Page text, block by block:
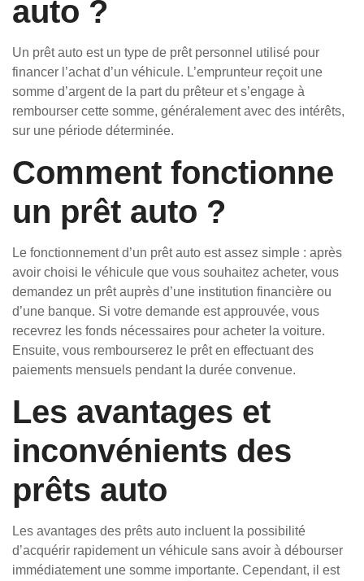
auto ?
Un prêt auto est un type de prêt personnel utilisé pour
financer l’achat d’un véhicule. L’emprunteur reçoit une
somme d’argent de la part du prêteur et s’engage à
rembourser cette somme, généralement avec des intérêts,
sur une période déterminée.
Comment fonctionne
un prêt auto ?
Le fonctionnement d’un prêt auto est assez simple : après
avoir choisi le véhicule que vous souhaitez acheter, vous
demandez un prêt auprès d’une institution financière ou
d’une banque. Si votre demande est approuvée, vous
recevrez les fonds nécessaires pour acheter la voiture.
Ensuite, vous rembourserez le prêt en effectuant des
paiements mensuels pendant la durée convenue.
Les avantages et
inconvénients des
prêts auto
Les avantages des prêts auto incluent la possibilité
d’acquérir rapidement un véhicule sans avoir à débourser
immédiatement une somme importante. Cependant, il est